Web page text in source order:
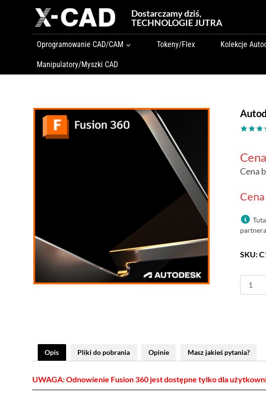
Dostarczamy dziś,
TECHNOLOGIE JUTRA
Oprogramowanie CAD/CAM Tokeny/Flex Kolekcje
Manipulatory/Myszki CAD
na
ocen
Cena
SKU:
roczna
Opis Pliki do pobrania Opinie Masz jakieś pytania?
UWAGA: Odnowienie Fusion 360 jest dostępne tylko dla